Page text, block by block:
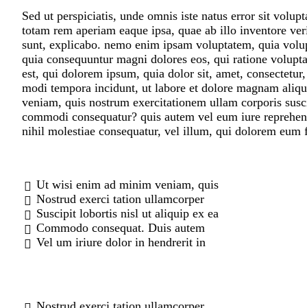
Sed ut perspiciatis, unde omnis iste natus error sit
totam rem aperiam eaque ipsa, quae ab illo inventore
sunt, explicabo. nemo enim ipsam voluptatem, quia
quia consequuntur magni dolores eos, qui ratione
est, qui dolorem ipsum, quia dolor sit, amet,
modi tempora incidunt, ut labore et dolore magnam
veniam, quis nostrum exercitationem ullam corporis
commodi consequatur? quis autem vel eum iure
nihil molestiae consequatur, vel illum, qui dolorem eum
Ut wisi enim ad minim veniam, quis
Nostrud exerci tation ullamcorper
Suscipit lobortis nisl ut aliquip ex ea
Commodo consequat. Duis autem
Vel um iriure dolor in hendrerit in